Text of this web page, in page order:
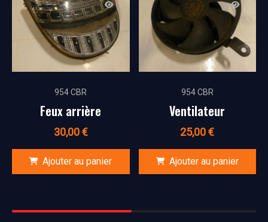
954 CBR
Feux arrière
30,00€
Ajouter au panier
954 CBR
Ventilateur
25,00€
Ajouter au panier